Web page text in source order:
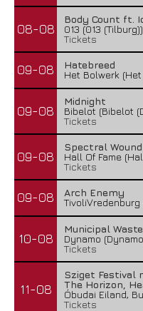
08-08
Body Count ft.
013 (013 (Tilburg))
Tickets
09-08
Hatebreed
Het Bolwerk
09-08
Midnight
Bibelot (Bibelot
Tickets
09-08
Spectral Wound
Hall Of Fame
Tickets
09-08
Arch Enemy
10-08
Municipal Waste
Dynamo
Tickets
11-08
Sziget Festival
The Horizon,
Óbudai Eiland,
Tickets